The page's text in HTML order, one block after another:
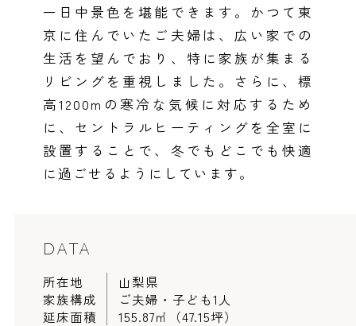
デザイン賞各種受賞
セントラルヒーティング
住まいのお手入れ集
安心の管理体制
ギャラリー
ニュースリリース
代表ごあいさつ
企業理念
会社概要
事業部紹介
グループ会社紹介
一日中景色を堪能できます。かつて東
京に住んでいたご夫婦は、広い家での
生活を望んでおり、特に家族が集まる
リビングを重視しました。さらに、標
高1200mの寒冷な気候に対応するため
に、セントラルヒーティングを全室に
設置することで、冬でもどこでも快適
に過ごせるようにしています。
DATA
所在地
山梨県
家族構成
ご夫婦・子ども1人
延床面積
155.87㎡（47.15坪）